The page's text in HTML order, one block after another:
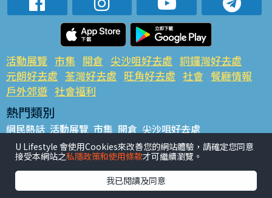
活動展覽 市集 開倉 尖沙咀好去處 銅鑼灣好去處
元朗好去處 荃灣好去處 旺角好去處 社會 餐廳情報
戶外郊遊 社會福利
熱門類別
網民熱話 活動展覽 市集 開倉 尖沙咀好去處
銅鑼灣好去處 元朗好去處 荃灣好去處 旺角好去處 社會
餐廳情報 戶外郊遊
熱門標籤
U Lifestyle 會使用Cookies來改善您的網站體驗，請確定您同意
接受本網站之私隱政策和使用條款才可繼續瀏覽。
我已閱讀及同意